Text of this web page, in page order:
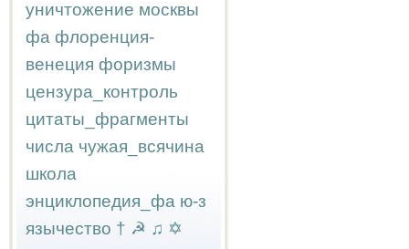
уничтожение москвы
фа флоренция-
венеция форизмы
цензура_контроль
цитаты_фрагменты
числа чужая_всячина
школа
энциклопедия_фа ю-з
язычество † ☭ ♫ ✡